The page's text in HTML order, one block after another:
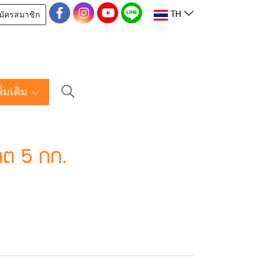
ครสมาชิก TH
มเติม
ต 5 กก.